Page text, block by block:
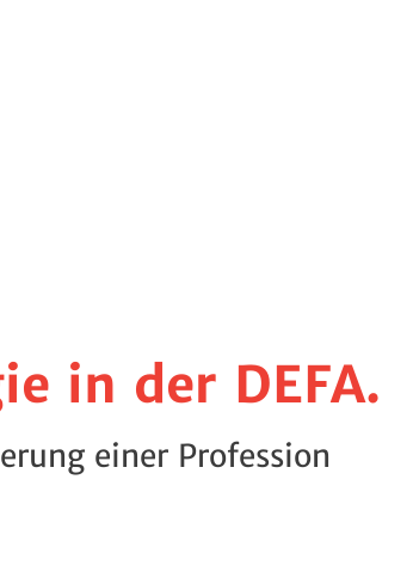
in der DEFA.
einer Profession